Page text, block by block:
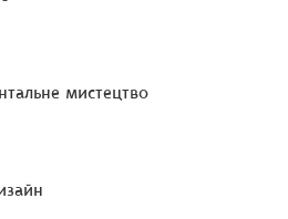
мистецтво